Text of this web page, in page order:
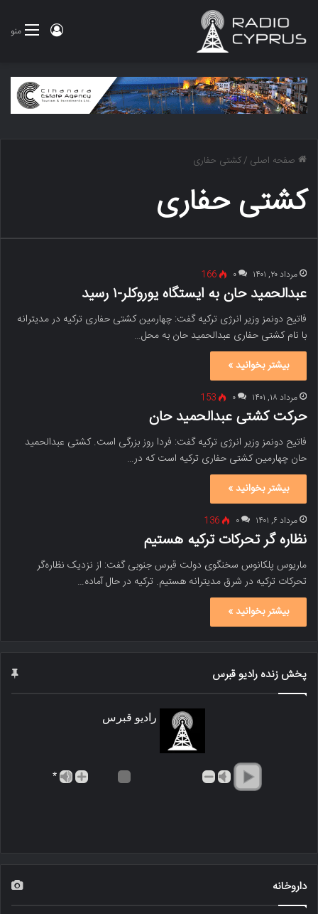
منو ورود
صفحه اصلی /کشتی حفاری
کشتی حفاری
مرداد ۲۰, ۱۴۰۱ ۰ 166
عبدالحمید حان به ایستگاه یوروکلر-۱ رسید
فاتیح دونمز وزیر انرژی ترکیه گفت: چهارمین کشتی حفاری ترکیه در مدیترانه
با نام کشتی حفاری عبدالحمید حان به محل…
بیشتر بخوانید »
مرداد ۱۸, ۱۴۰۱ ۰ 153
حرکت کشتی عبدالحمید حان
فاتیح دونمز وزیر انرژی ترکیه گفت: فردا روز بزرگی است. کشتی عبدالحمید
حان چهارمین کشتی حفاری ترکیه است که در…
بیشتر بخوانید »
مرداد ۶, ۱۴۰۱ ۰ 136
نظاره‌ گر تحرکات ترکیه هستیم
ماریوس پلکانوس سخنگوی دولت قبرس جنوبی گفت: از نزدیک نظاره‌گر
تحرکات ترکیه در شرق مدیترانه هستیم. ترکیه در حال آماده‌…
بیشتر بخوانید »
پخش زنده رادیو قبرس
رادیو قبرس
*
داروخانه